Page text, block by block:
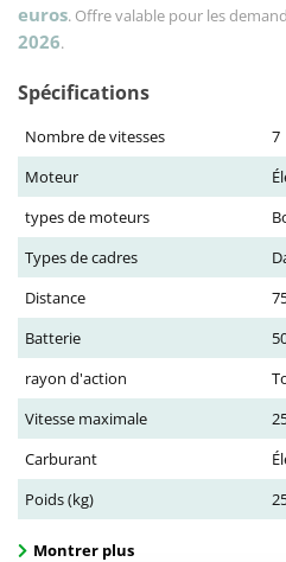
euros. Offre valable pour les
2026.
Spécifications
Nombre de vitesses
7
Moteur
types de moteurs
Types de cadres
Distance
Batterie
rayon d'action
Vitesse maximale
Carburant
Poids (kg)
Montrer plus